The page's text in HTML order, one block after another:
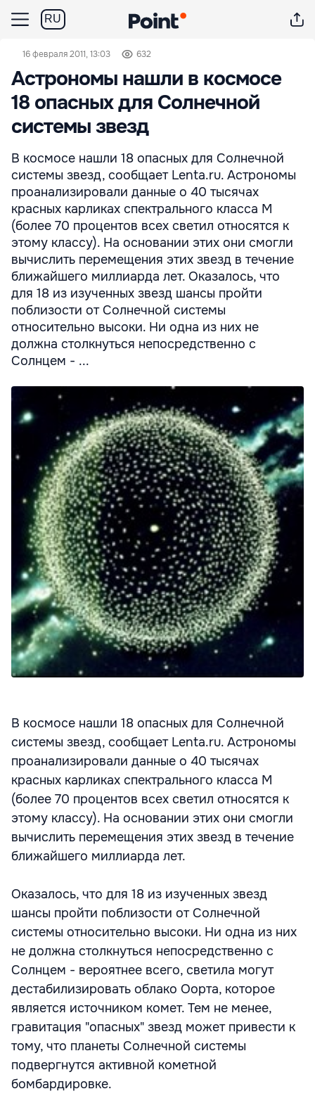
RU
16 февраля 2011, 13:03 632
Астрономы нашли в космосе
18 опасных для Солнечной
системы звезд
В космосе нашли 18 опасных для Солнечной
системы звезд, сообщает Lenta.ru. Астрономы
проанализировали данные о 40 тысячах
красных карликах спектрального класса М
(более 70 процентов всех светил относятся к
этому классу). На основании этих они смогли
вычислить перемещения этих звезд в течение
ближайшего миллиарда лет. Оказалось, что
для 18 из изученных звезд шансы пройти
поблизости от Солнечной системы
относительно высоки. Ни одна из них не
должна столкнуться непосредственно с
Солнцем - ...
В космосе нашли 18 опасных для Солнечной
системы звезд, сообщает Lenta.ru. Астрономы
проанализировали данные о 40 тысячах
красных карликах спектрального класса М
(более 70 процентов всех светил относятся к
этому классу). На основании этих они смогли
вычислить перемещения этих звезд в течение
ближайшего миллиарда лет.
Оказалось, что для 18 из изученных звезд
шансы пройти поблизости от Солнечной
системы относительно высоки. Ни одна из них
не должна столкнуться непосредственно с
Солнцем - вероятнее всего, светила могут
дестабилизировать облако Оорта, которое
является источником комет. Тем не менее,
гравитация "опасных" звезд может привести к
тому, что планеты Солнечной системы
подвергнутся активной кометной
бомбардировке.